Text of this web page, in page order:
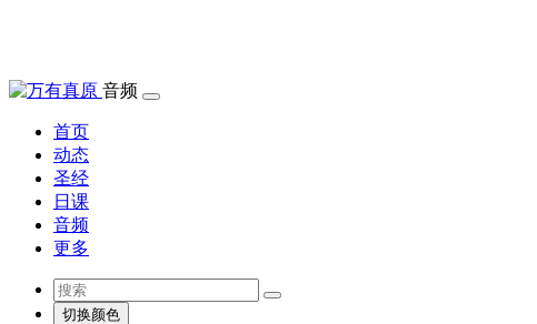
音频
首页
动态
圣经
日课
音频
更多
切换颜色